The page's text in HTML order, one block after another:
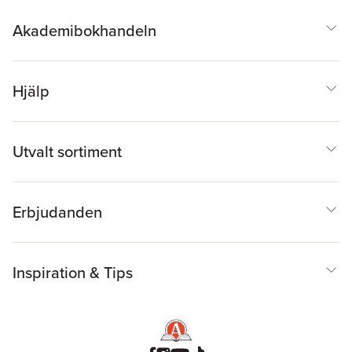
Akademibokhandeln
Hjälp
Utvalt sortiment
Erbjudanden
Inspiration & Tips